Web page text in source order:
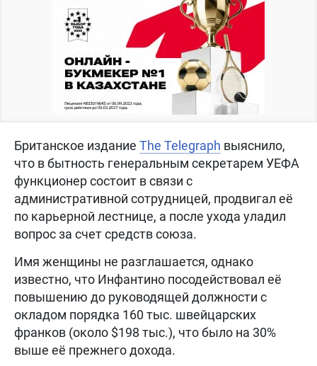
Британское издание The Telegraph выяснило,
что в бытность генеральным секретарем УЕФА
функционер состоит в связи с
административной сотрудницей, продвигал её
по карьерной лестнице, а после ухода уладил
вопрос за счет средств союза.
Имя женщины не разглашается, однако
известно, что Инфантино посодействовал её
повышению до руководящей должности с
окладом порядка 160 тыс. швейцарских
франков (около $198 тыс.), что было на 30%
выше её прежнего дохода.